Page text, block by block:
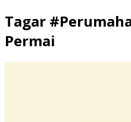
Tagar #
Permai